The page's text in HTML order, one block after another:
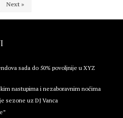
Next »
sada do 50% povoljnije u XYZ
nastupima i nezaboravnim noćima
sezone uz DJ Vanca